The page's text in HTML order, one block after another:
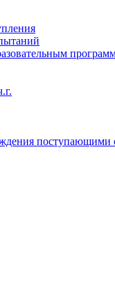
поступающими